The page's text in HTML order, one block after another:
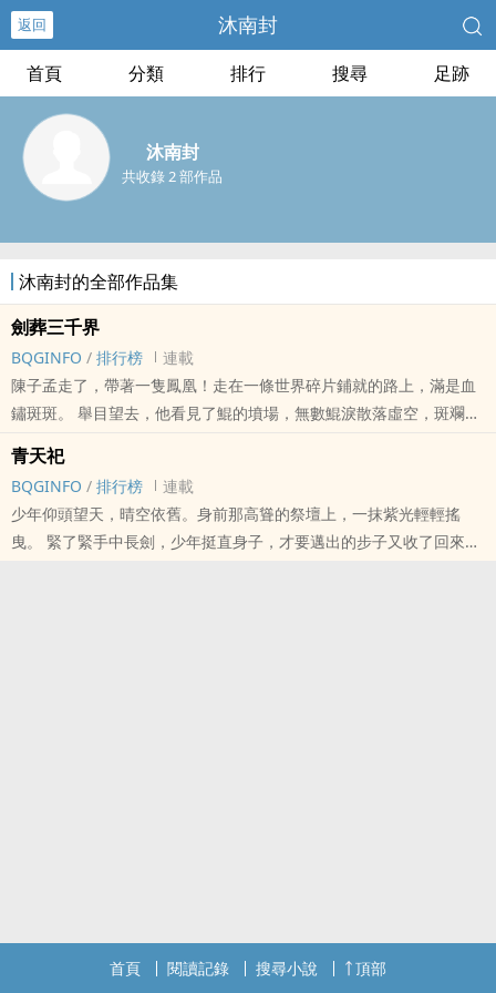
返回 沐南封
首頁 分類 排行 搜尋 足跡
沐南封
共收錄 2 部作品
沐南封的全部作品集
劍葬三千界
BQGINFO / 排行榜
連載
陳子孟走了，帶著一隻鳳凰！走在一條世界碎片鋪就的路上，滿是血
鏽斑斑。 舉目望去，他看見了鯤的墳場，無數鯤淚散落虛空，斑斕璀
語，告訴他不要對這個世界失望，可是一個人走出那麼遠，陳子孟何
時看見過希望？
本站提示：各位書友要是覺得《劍葬三千界》還不錯的話請不要忘記
向您QQ群和微博裡的朋友推薦哦！
青天祀
BQGINFO / 排行榜
連載
少年仰頭望天，晴空依舊。身前那高聳的祭壇上，一抹紫光輕輕搖
曳。 緊了緊手中長劍，少年挺直身子，才要邁出的步子又收了回來，
首頁 閱讀記錄 搜尋小說 頂部